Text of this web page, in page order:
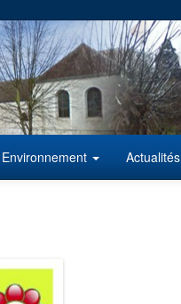
Environnement Actualités